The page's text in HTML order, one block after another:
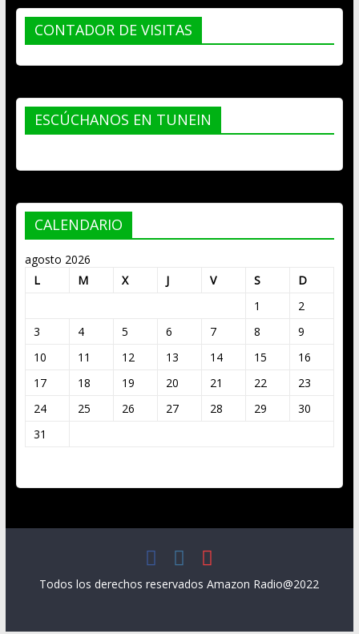
CONTADOR DE VISITAS
ESCÚCHANOS EN TUNEIN
CALENDARIO
agosto 2026
L
M X J V S
D
1
2
3
4 5 6 7 8
9
10
11 12 13 14 15
16
17
18 19 20 21 22
23
24
25 26 27 28 29
30
31
Todos los derechos reservados Amazon Radio@2022